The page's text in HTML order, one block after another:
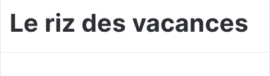
Le riz des vacances